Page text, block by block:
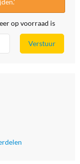
op voorraad is
Verstuur